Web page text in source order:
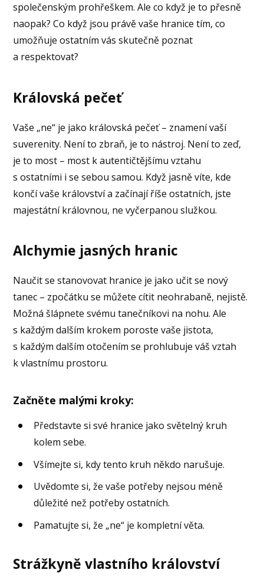
společenským prohřeškem. Ale co když je to přesně
naopak? Co když jsou právě vaše hranice tím, co
umožňuje ostatním vás skutečně poznat
a respektovat?
Královská pečeť
Vaše „ne“ je jako královská pečeť – znamení vaší
suverenity. Není to zbraň, je to nástroj. Není to zeď,
je to most – most k autentičtějšímu vztahu
s ostatními i se sebou samou. Když jasně víte, kde
končí vaše království a začínají říše ostatních, jste
majestátní královnou, ne vyčerpanou služkou.
Alchymie jasných hranic
Naučit se stanovovat hranice je jako učit se nový
tanec – zpočátku se můžete cítit neohrabaně, nejistě.
Možná šlápnete svému tanečníkovi na nohu. Ale
s každým dalším krokem poroste vaše jistota,
s každým dalším otočením se prohlubuje váš vztah
k vlastnímu prostoru.
Začněte malými kroky:
Představte si své hranice jako světelný kruh
kolem sebe.
Všímejte si, kdy tento kruh někdo narušuje.
Uvědomte si, že vaše potřeby nejsou méně
důležité než potřeby ostatních.
Pamatujte si, že „ne“ je kompletní věta.
Strážkyně vlastního království